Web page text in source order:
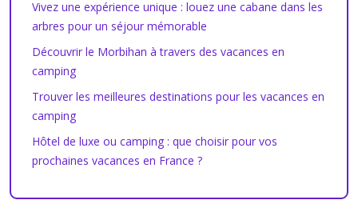
Vivez une expérience unique : louez une cabane dans les
arbres pour un séjour mémorable
Découvrir le Morbihan à travers des vacances en
camping
Trouver les meilleures destinations pour les vacances en
camping
Hôtel de luxe ou camping : que choisir pour vos
prochaines vacances en France ?